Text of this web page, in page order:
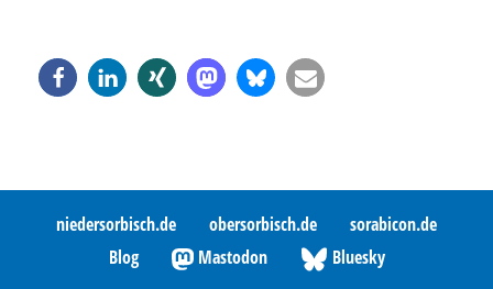
niedersorbisch.de obersorbisch.de
sorabicon.de
Blog
Mastodon Bluesky